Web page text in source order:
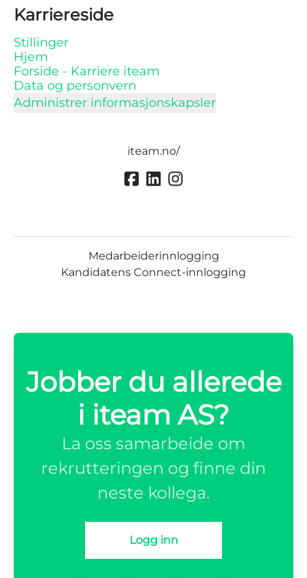
Karriereside
Stillinger
Hjem
Forside - Karriere iteam
Data og personvern
Administrer informasjonskapsler
iteam.no/
Medarbeiderinnlogging
Kandidatens Connect-innlogging
Jobber du allerede
i iteam AS?
La oss samarbeide om
rekrutteringen og finne din
neste kollega.
Logg inn